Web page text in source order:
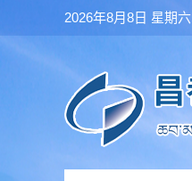
2026年8月8日 星期六